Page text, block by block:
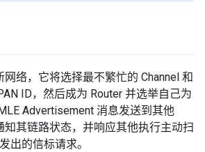
络，它将选择最不繁忙的 Channel 和
ID，然后成为 Router 并选举自己为
Advertisement 消息发送到其他
知其链路状态，并响应其他执行主动扫
出的信标请求。